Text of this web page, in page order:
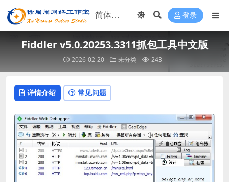
登录
Fiddler v5.0.20253.3311抓包工具中文版
2026-02-20 未分类 243
详情介绍 常见问题